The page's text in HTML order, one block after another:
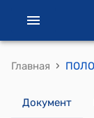
Главная ›
Документ